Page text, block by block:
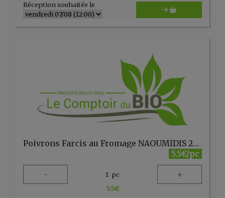
Réception souhaitée le
Poivrons Farcis au Fromage NAOUMIDIS 260g MOUSTOTOPIPERIA
5.5€/pc
- 1 pc +
5.5€